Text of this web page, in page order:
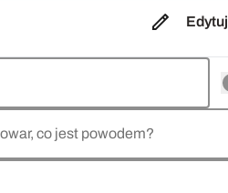
Edytuj
co jest powodem?